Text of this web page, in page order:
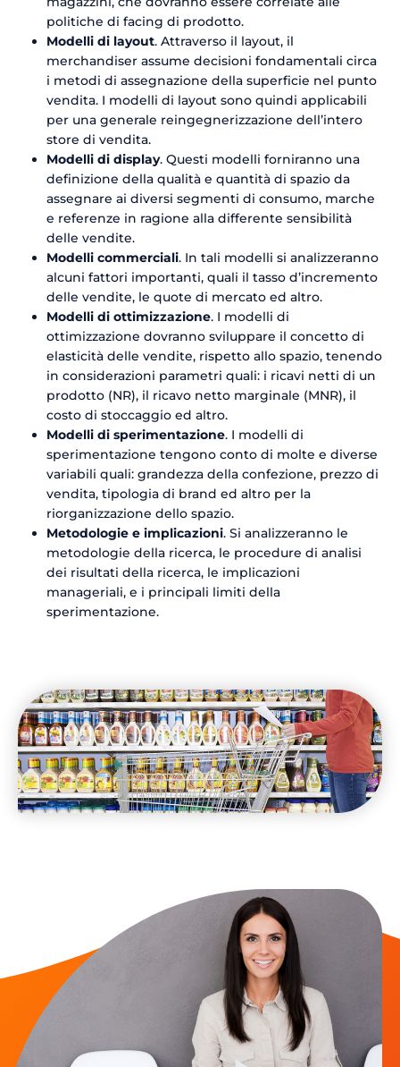
politiche di facing di prodotto.
Modelli di layout. Attraverso il layout, il
merchandiser assume decisioni fondamentali circa
i metodi di assegnazione della superficie nel punto
vendita. I modelli di layout sono quindi applicabili
per una generale reingegnerizzazione dell’intero
store di vendita.
Modelli di display. Questi modelli forniranno una
definizione della qualità e quantità di spazio da
assegnare ai diversi segmenti di consumo, marche
e referenze in ragione alla differente sensibilità
delle vendite.
Modelli commerciali. In tali modelli si analizzeranno
alcuni fattori importanti, quali il tasso d’incremento
delle vendite, le quote di mercato ed altro.
Modelli di ottimizzazione. I modelli di
ottimizzazione dovranno sviluppare il concetto di
elasticità delle vendite, rispetto allo spazio, tenendo
in considerazioni parametri quali: i ricavi netti di un
prodotto (NR), il ricavo netto marginale (MNR), il
costo di stoccaggio ed altro.
Modelli di sperimentazione. I modelli di
sperimentazione tengono conto di molte e diverse
variabili quali: grandezza della confezione, prezzo di
vendita, tipologia di brand ed altro per la
riorganizzazione dello spazio.
Metodologie e implicazioni. Si analizzeranno le
metodologie della ricerca, le procedure di analisi
dei risultati della ricerca, le implicazioni
manageriali, e i principali limiti della
sperimentazione.